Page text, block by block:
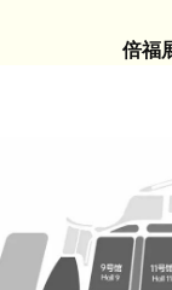
倍福展